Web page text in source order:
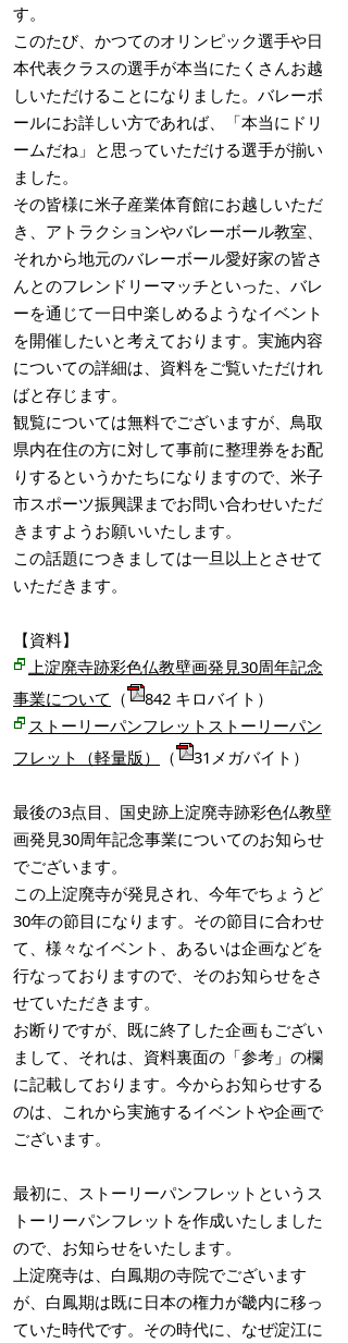
す。
このたび、かつてのオリンピック選手や日
本代表クラスの選手が本当にたくさんお越
しいただけることになりました。バレーボ
ールにお詳しい方であれば、「本当にドリ
ームだね」と思っていただける選手が揃い
ました。
その皆様に米子産業体育館にお越しいただ
き、アトラクションやバレーボール教室、
それから地元のバレーボール愛好家の皆さ
んとのフレンドリーマッチといった、バレ
ーを通じて一日中楽しめるようなイベント
を開催したいと考えております。実施内容
についての詳細は、資料をご覧いただけれ
ばと存じます。
観覧については無料でございますが、鳥取
県内在住の方に対して事前に整理券をお配
りするというかたちになりますので、米子
市スポーツ振興課までお問い合わせいただ
きますようお願いいたします。
この話題につきましては一旦以上とさせて
いただきます。
【資料】
上淀廃寺跡彩色仏教壁画発見30周年記念
事業について （
842 キロバイト）
ストーリーパンフレットストーリーパン
フレット（軽量版）
（ 31メガバイト）
最後の3点目、国史跡上淀廃寺跡彩色仏教壁
画発見30周年記念事業についてのお知らせ
でございます。
この上淀廃寺が発見され、今年でちょうど
30年の節目になります。その節目に合わせ
て、様々なイベント、あるいは企画などを
行なっておりますので、そのお知らせをさ
せていただきます。
お断りですが、既に終了した企画もござい
まして、それは、資料裏面の「参考」の欄
に記載しております。今からお知らせする
のは、これから実施するイベントや企画で
ございます。
最初に、ストーリーパンフレットというス
トーリーパンフレットを作成いたしました
ので、お知らせをいたします。
上淀廃寺は、白鳳期の寺院でございます
が、白鳳期は既に日本の権力が畿内に移っ
ていた時代です。その時代に、なぜ淀江に